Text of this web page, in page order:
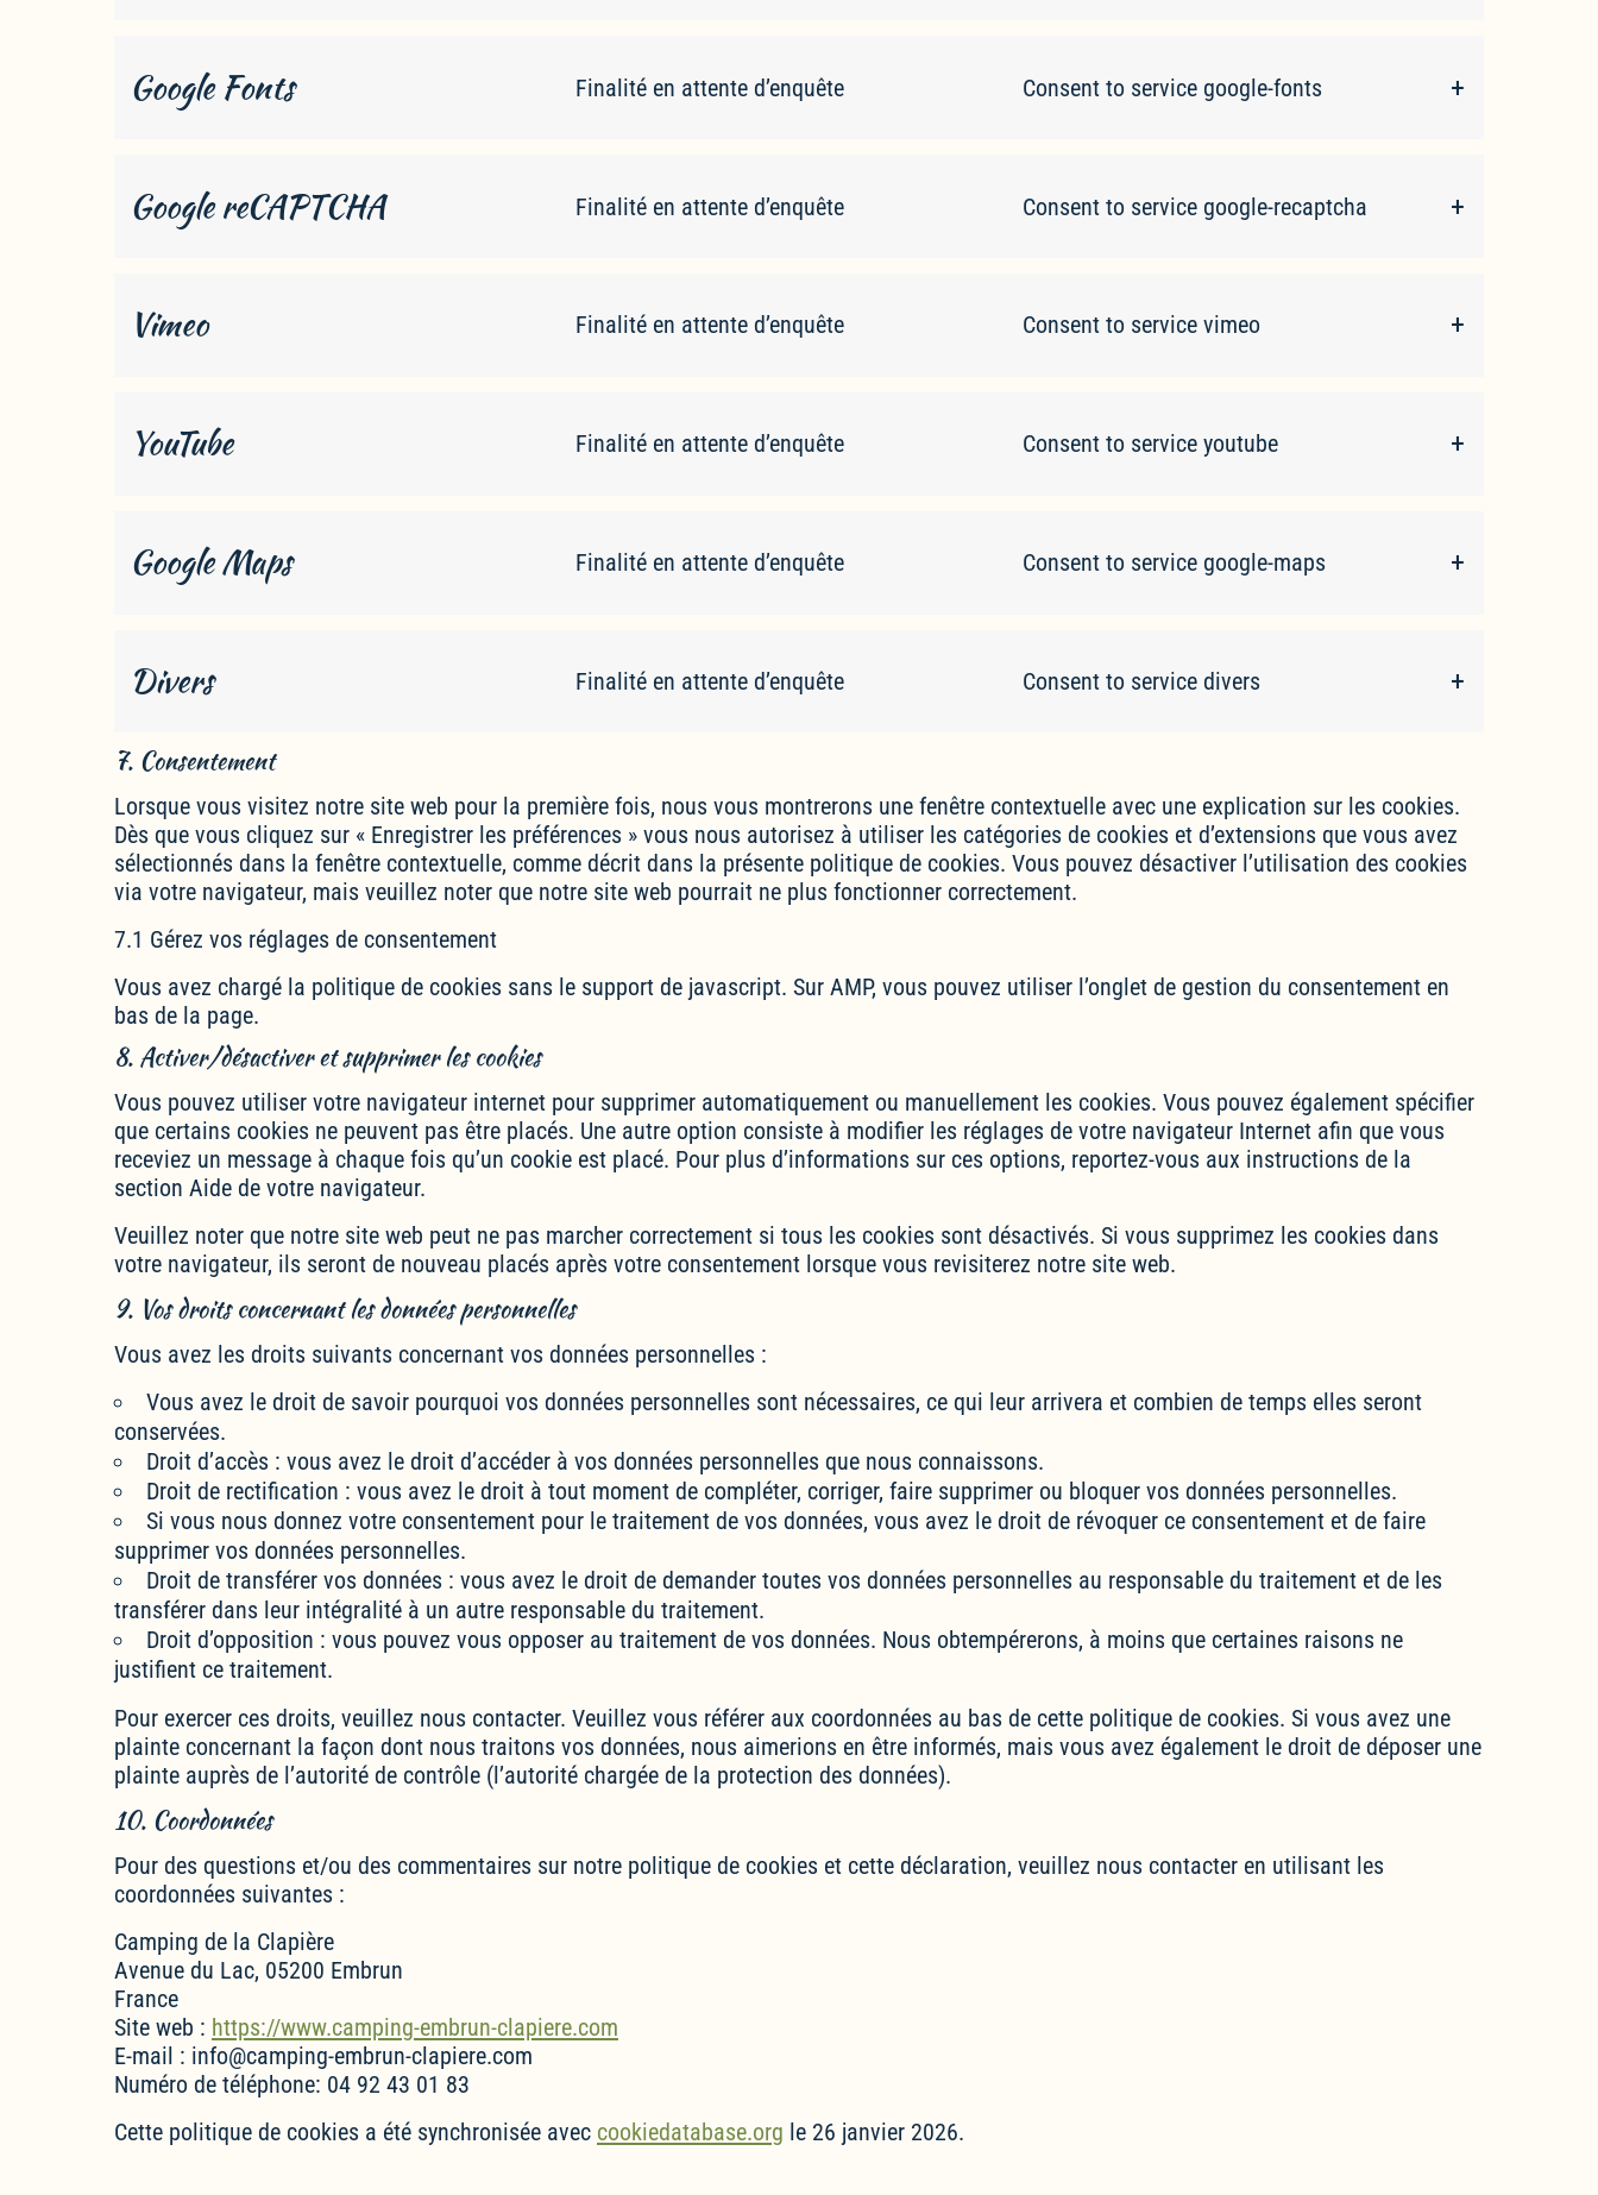
Google Fonts Finalité en attente d’enquête Consent to service google-fonts
Google reCAPTCHA Finalité en attente d’enquête Consent to service google-recaptcha
Vimeo Finalité en attente d’enquête Consent to service vimeo
YouTube Finalité en attente d’enquête Consent to service youtube
Google Maps Finalité en attente d’enquête Consent to service google-maps
Divers Finalité en attente d’enquête Consent to service divers
7. Consentement
Lorsque vous visitez notre site web pour la première fois, nous vous montrerons une fenêtre contextuelle avec une explication sur les cookies.
Dès que vous cliquez sur « Enregistrer les préférences » vous nous autorisez à utiliser les catégories de cookies et d’extensions que vous avez
sélectionnés dans la fenêtre contextuelle, comme décrit dans la présente politique de cookies. Vous pouvez désactiver l’utilisation des cookies
via votre navigateur, mais veuillez noter que notre site web pourrait ne plus fonctionner correctement.
7.1 Gérez vos réglages de consentement
Vous avez chargé la politique de cookies sans le support de javascript. Sur AMP, vous pouvez utiliser l’onglet de gestion du consentement en
bas de la page.
8. Activer/désactiver et supprimer les cookies
Vous pouvez utiliser votre navigateur internet pour supprimer automatiquement ou manuellement les cookies. Vous pouvez également spécifier
que certains cookies ne peuvent pas être placés. Une autre option consiste à modifier les réglages de votre navigateur Internet afin que vous
receviez un message à chaque fois qu’un cookie est placé. Pour plus d’informations sur ces options, reportez-vous aux instructions de la
section Aide de votre navigateur.
Veuillez noter que notre site web peut ne pas marcher correctement si tous les cookies sont désactivés. Si vous supprimez les cookies dans
votre navigateur, ils seront de nouveau placés après votre consentement lorsque vous revisiterez notre site web.
9. Vos droits concernant les données personnelles
Vous avez les droits suivants concernant vos données personnelles :
Vous avez le droit de savoir pourquoi vos données personnelles sont nécessaires, ce qui leur arrivera et combien de temps elles seront
conservées.
Droit d’accès : vous avez le droit d’accéder à vos données personnelles que nous connaissons.
Droit de rectification : vous avez le droit à tout moment de compléter, corriger, faire supprimer ou bloquer vos données personnelles.
Si vous nous donnez votre consentement pour le traitement de vos données, vous avez le droit de révoquer ce consentement et de faire
supprimer vos données personnelles.
Droit de transférer vos données : vous avez le droit de demander toutes vos données personnelles au responsable du traitement et de les
transférer dans leur intégralité à un autre responsable du traitement.
Droit d’opposition : vous pouvez vous opposer au traitement de vos données. Nous obtempérerons, à moins que certaines raisons ne
justifient ce traitement.
Pour exercer ces droits, veuillez nous contacter. Veuillez vous référer aux coordonnées au bas de cette politique de cookies. Si vous avez une
plainte concernant la façon dont nous traitons vos données, nous aimerions en être informés, mais vous avez également le droit de déposer une
plainte auprès de l’autorité de contrôle (l’autorité chargée de la protection des données).
10. Coordonnées
Pour des questions et/ou des commentaires sur notre politique de cookies et cette déclaration, veuillez nous contacter en utilisant les
coordonnées suivantes :
Camping de la Clapière
Avenue du Lac, 05200 Embrun
France
Site web : https://www.camping-embrun-clapiere.com
E-mail : info@camping-embrun-clapiere.com
Numéro de téléphone: 04 92 43 01 83
Cette politique de cookies a été synchronisée avec cookiedatabase.org le 26 janvier 2026.